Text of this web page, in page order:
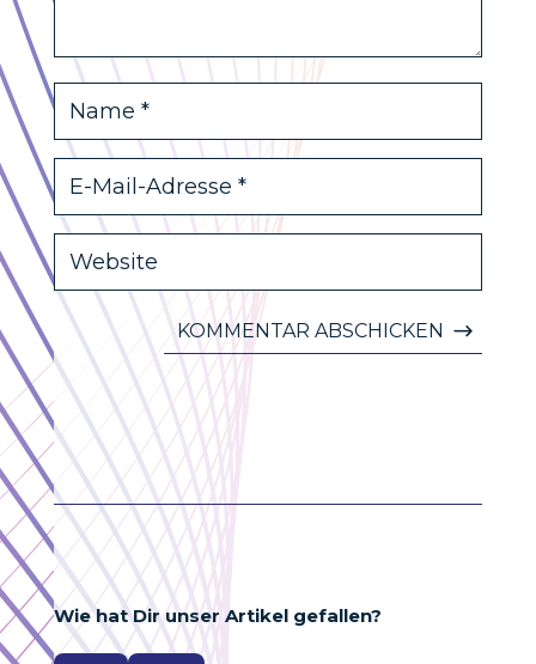
KOMMENTAR ABSCHICKEN
Wie hat Dir unser Artikel gefallen?